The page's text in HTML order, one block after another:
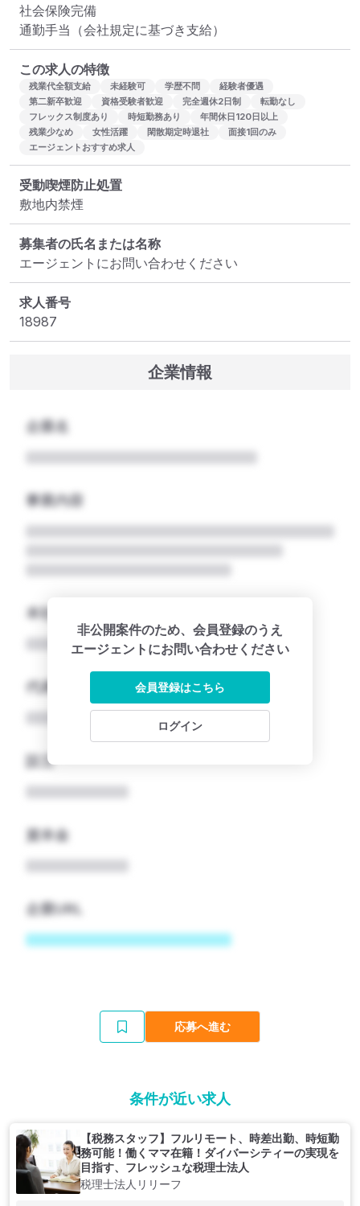
社会保険完備
通勤手当（会社規定に基づき支給）
この求人の特徴
残業代全額支給 未経験可 学歴不問
経験者優遇
第二新卒歓迎
資格受験者歓迎 完全週休2日制
転勤なし
フレックス制度あり
時短勤務あり
年間休日120日以上
残業少なめ
女性活躍 閑散期定時退社
面接1回のみ
エージェントおすすめ求人
受動喫煙防止処置
敷地内禁煙
募集者の氏名または名称
エージェントにお問い合わせください
求人番号
18987
企業情報
企業名
事業内容
本社所在地名
代表者
設立
資本金
企業URL
非公開案件のため、会員登録のうえ
エージェントにお問い合わせください
会員登録はこちら
ログイン
応募へ進む
条件が近い求人
【税務スタッフ】フルリモート、時差出勤、時短勤
務可能！働くママ在籍！ダイバーシティーの実現を
目指す、フレッシュな税理士法人
税理士法人リリーフ